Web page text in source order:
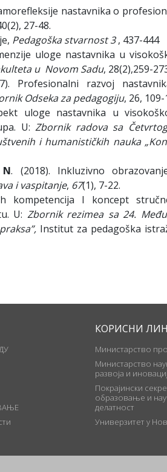
nastavnika o
27-48.
Pedagoška stvarnost 3, 437-444
uloge nastavnika u
u Novom Sadu, 28(2),259-
Profesionalni razvoj
Odseka za pedagogiju, 26, 109-
uloge nastavnika u
U:Zbornik radova sa
i humanističkih nauka
N. (2018). Inkluzivno
i vaspitanje, 67(1), 7-22.
kompetencija I koncept
U: Zbornik rezimea sa 24.
Institut za pedagoška
КОРИСНИ
Министарство
Министарство
развоја и
Покрајински
образовање и
делатност
Универзитет у